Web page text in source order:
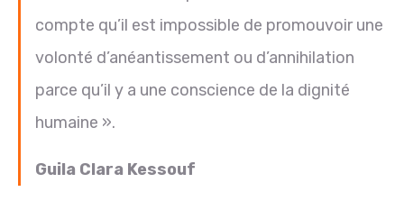
compte qu’il est impossible de promouvoir une
volonté d’anéantissement ou d’annihilation
parce qu’il y a une conscience de la dignité
humaine ».
Guila Clara Kessouf